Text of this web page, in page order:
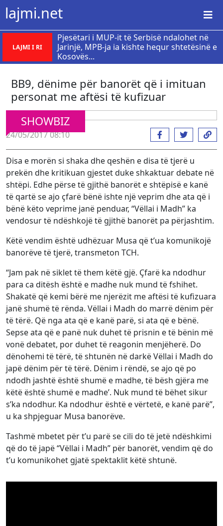
lajmi.net
LAJMI I RI
Pjesëtari i MUP-it të Serbisë ndalohet në
Jarinjë, MPB-ja ia kishte hequr shtetësinë e
Kosovës...
BB9, dënime për banorët që i imituan
personat me aftësi të kufizuar
SHOWBIZ
24/05/2017 08:10
Disa e morën si shaka dhe qeshën e disa të tjerë u
prekën dhe kritikuan gjestet duke shkaktuar debate në
shtëpi. Edhe përse të gjithë banorët e shtëpisë e kanë
të qartë se ajo çfarë bënë ishte një veprim dhe ata që i
bënë këto veprime janë penduar, “Vëllai i Madh” ka
vendosur të ndëshkojë të gjithë banorët pa përjashtim.
Këtë vendim është udhëzuar Musa që t’ua komunikojë
banorëve të tjerë, transmeton TCH.
“Jam pak në siklet të them këtë gjë. Çfarë ka ndodhur
para ca ditësh është e madhe nuk mund të fshihet.
Shakatë që kemi bërë me njerëzit me aftësi të kufizuara
janë shumë të rënda. Vëllai i Madh do marrë dënim për
të tërë. Që nga ata që e kanë parë, si ata që e bënë.
Sepse ata që e panë nuk duhet të prisnin e të bënin më
vonë debatet, por duhet të reagonin menjëherë. Do
dënohemi të tërë, të shtunën në darkë Vëllai i Madh do
japë dënim për të tërë. Dënim i rëndë, se ajo që po
ndodh jashtë është shumë e madhe, të bësh gjëra me
këtë është shumë e madhe’. Nuk mund të bëhet sikur
s’ka ndodhur. Ka ndodhur është e vërtetë, e kanë parë”,
u ka shpjeguar Musa banorëve.
Tashmë mbetet për t’u parë se cili do të jetë ndëshkimi
që do të japë “Vëllai i Madh” për banorët, vendim që do
t’u komunikohet gjatë spektaklit këtë shtunë.